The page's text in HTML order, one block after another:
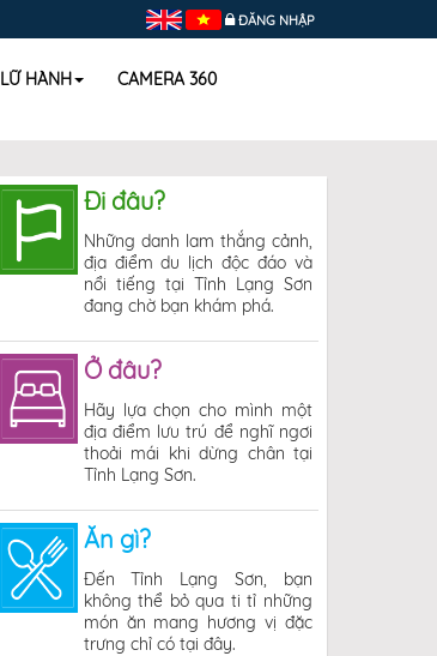
ĐĂNG NHẬP
LỮ HÀNH CAMERA 360
Đi đâu?
Những danh lam thắng cảnh,
địa điểm du lịch độc đáo và
nổi tiếng tại Tỉnh Lạng Sơn
đang chờ bạn khám phá.
Ở đâu?
Hãy lựa chọn cho mình một
địa điểm lưu trú để nghĩ ngơi
thoải mái khi dừng chân tại
Tỉnh Lạng Sơn.
Ăn gì?
Đến Tỉnh Lạng Sơn, bạn
không thể bỏ qua ti tỉ những
món ăn mang hương vị đặc
trưng chỉ có tại đây.